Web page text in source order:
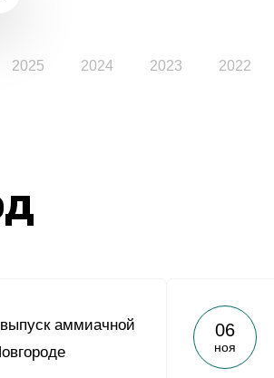
2025 2024 2023 2022
аммиачной
06
ноя